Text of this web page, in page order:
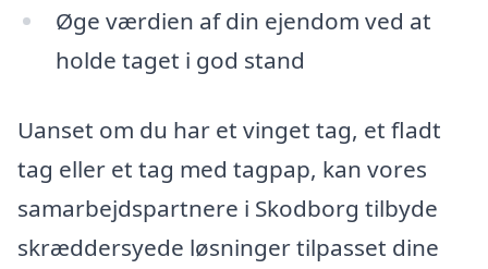
Øge værdien af din ejendom ved at
holde taget i god stand
Uanset om du har et vinget tag, et fladt
tag eller et tag med tagpap, kan vores
samarbejdspartnere i Skodborg tilbyde
skræddersyede løsninger tilpasset dine